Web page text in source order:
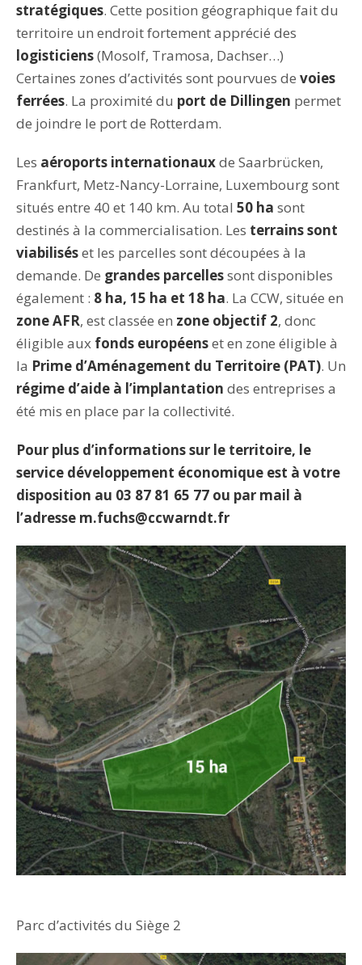
stratégiques. Cette position géographique fait du
territoire un endroit fortement apprécié des
logisticiens(Mosolf, Tramosa, Dachser…)
Certaines zones d’activités sont pourvues de voies
ferrées. La proximité du port de Dillingen permet
de joindre le port de Rotterdam.
Les aéroports internationauxde Saarbrücken,
Frankfurt, Metz-Nancy-Lorraine, Luxembourg sont
situés entre 40 et 140 km. Au total 50 ha sont
destinés à la commercialisation. Les terrains sont
viabiliséset les parcelles sont découpées à la
demande. De grandes parcellessont disponibles
également : 8 ha, 15 ha et 18 ha. La CCW, située en
zone AFR, est classée en zone objectif 2, donc
éligible aux fonds européenset en zone éligible à
la Prime d’Aménagement du Territoire (PAT). Un
régime d’aide à l’implantation des entreprises a
été mis en place par la collectivité.
Pour plus d’informations sur le territoire, le
service développement économique est à votre
disposition au 03 87 81 65 77 ou par mail à
l’adresse m.fuchs@ccwarndt.fr
Parc d’activités du Siège 2